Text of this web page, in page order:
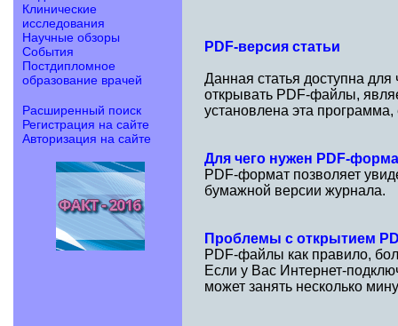
Клинические
исследования
Научные обзоры
События
Постдипломное
образование врачей
Расширенный поиск
Регистрация на сайте
Авторизация на сайте
PDF-версия статьи
Данная статья доступна
открывать PDF-файлы,
установлена эта
Для чего нужен PDF-
PDF-формат позволяет
бумажной версии журнала.
Проблемы с открытием
PDF-файлы как правило,
Если у Вас Интернет-
может занять несколько